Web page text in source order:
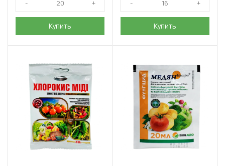
Купить Купить